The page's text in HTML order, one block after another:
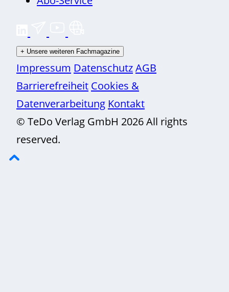
+ Unsere weiteren Fachmagazine
Impressum DatenschutzAGB
Barrierefreiheit Cookies &
Datenverarbeitung Kontakt
© TeDo Verlag GmbH 2026 All rights
reserved.